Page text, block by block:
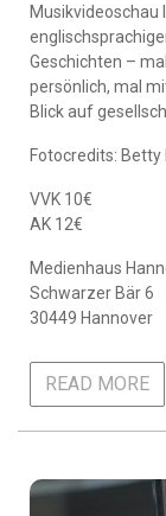
Musikvideoschau
Geschichten –
persönlich, mal
Blick auf
Fotocredits: Betty
VVK 10€
AK 12€
Medienhaus
Schwarzer Bär 6
30449 Hannover
READ MORE